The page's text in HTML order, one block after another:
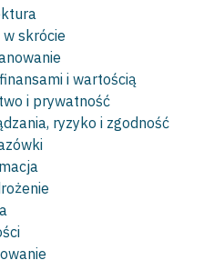
skrócie
i wartością
i prywatność
ryzyko i zgodność